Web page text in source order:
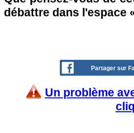
débattre dans l'espace
Partager sur
Un problème